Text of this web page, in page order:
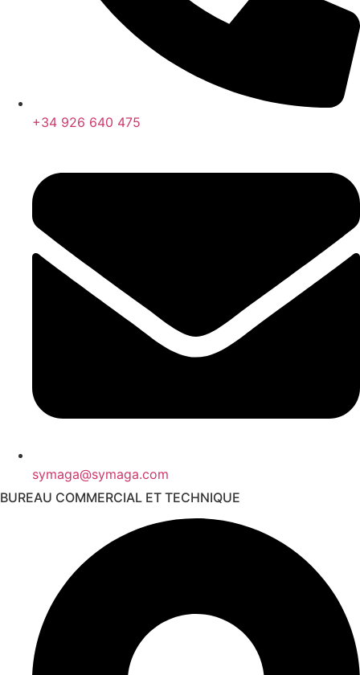
+34 926 640 475
symaga@symaga.com
BUREAU COMMERCIAL ET TECHNIQUE